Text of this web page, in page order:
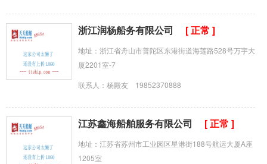
浙江润杨船务有限公司 [ 正常 ]
地址：浙江省舟山市普陀区东港街道海莲路528号万宇大
厦2201室-7
联系人：杨殿友 19852370888
江苏鑫海船舶服务有限公司 [ 正常 ]
地址：江苏省苏州市工业园区星港街188号航运大厦A座
1205室